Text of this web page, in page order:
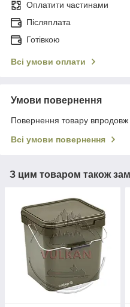
Оплатити частинами
Післяплата
Готівкою
Всі умови оплати
Умови повернення
Повернення товару впродовж
Всі умови повернення
З цим товаром також